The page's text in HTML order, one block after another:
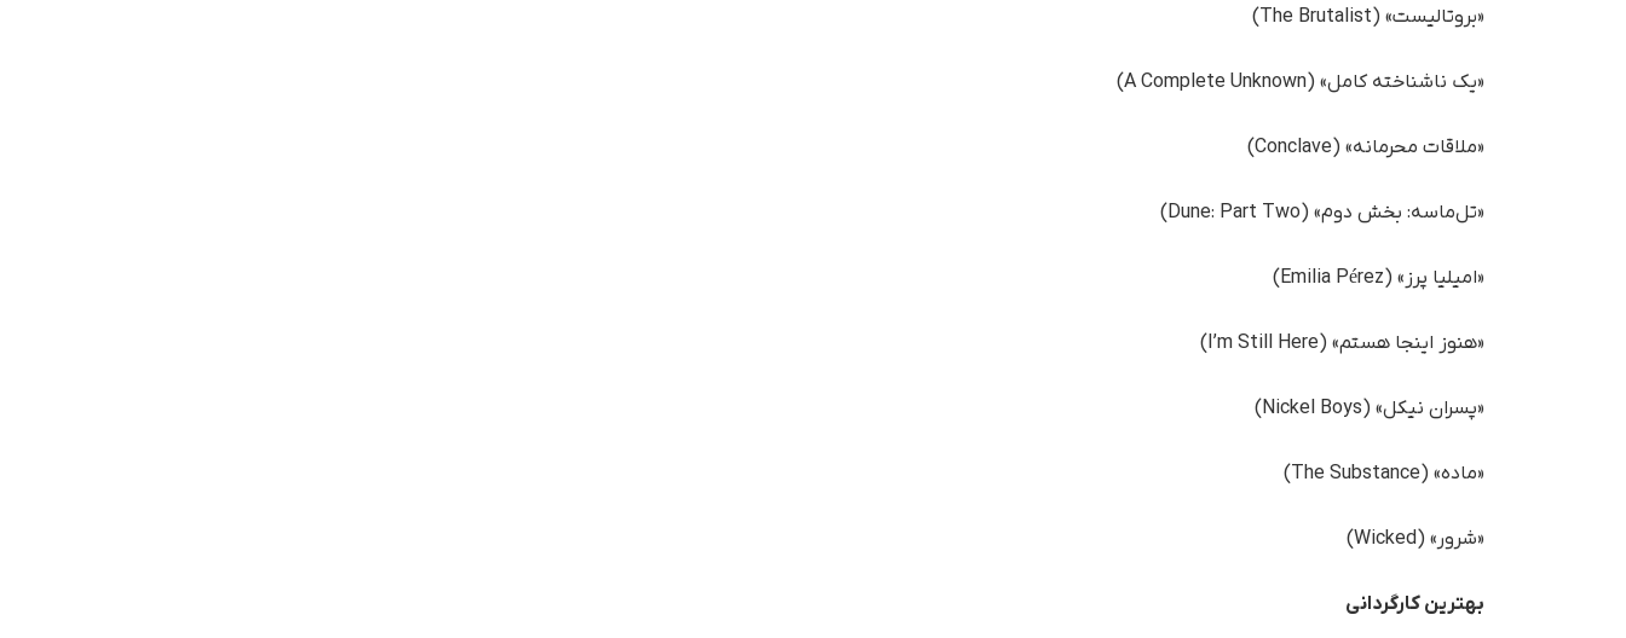
«بروتالیست» (The Brutalist)
«یک ناشناخته کامل» (A Complete Unknown)
«ملاقات محرمانه» (Conclave)
«تل‌ماسه: بخش دوم» (Dune: Part Two)
«امیلیا پرز» (Emilia Pérez)
«هنوز اینجا هستم» (I’m Still Here)
«پسران نیکل» (Nickel Boys)
«ماده» (The Substance)
«شرور» (Wicked)
بهترین کارگردانی